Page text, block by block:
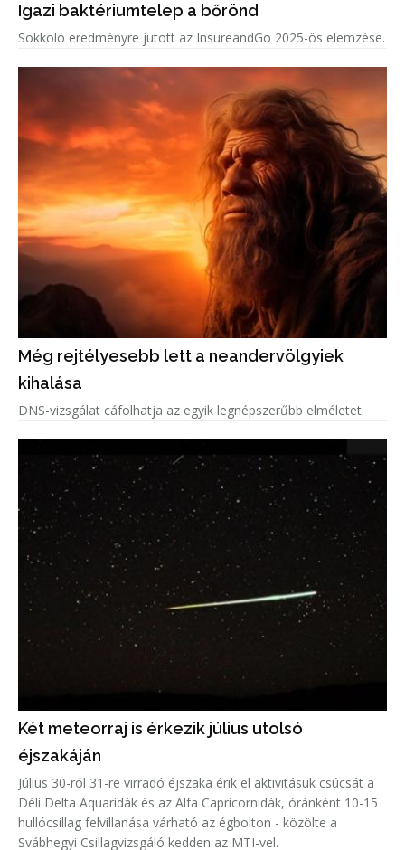
Igazi baktériumtelep a bőrönd
Sokkoló eredményre jutott az InsureandGo 2025-ös elemzése.
Még rejtélyesebb lett a neandervölgyiek
kihalása
DNS-vizsgálat cáfolhatja az egyik legnépszerűbb elméletet.
Két meteorraj is érkezik július utolsó
éjszakáján
Július 30-ról 31-re virradó éjszaka érik el aktivitásuk csúcsát a
Déli Delta Aquaridák és az Alfa Capricornidák, óránként 10-15
hullócsillag felvillanása várható az égbolton - közölte a
Svábhegyi Csillagvizsgáló kedden az MTI-vel.